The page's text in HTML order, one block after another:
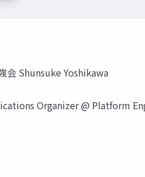
会 Shunsuke Yoshikawa
Organizer @ Platform